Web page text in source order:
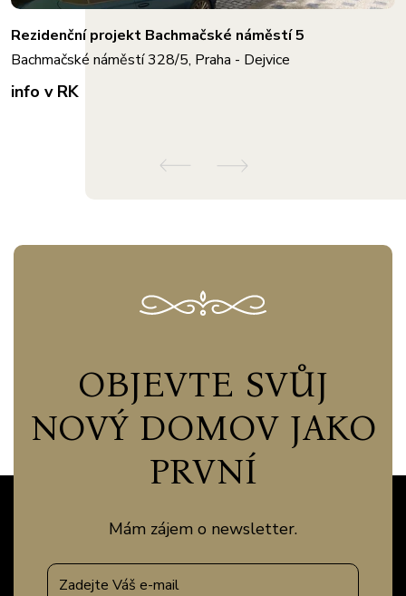
Rezidenční projekt Bachmačské náměstí 5
Bachmačské náměstí 328/5, Praha - Dejvice
info v RK
OBJEVTE SVŮJ
NOVÝ DOMOV JAKO
PRVNÍ
Mám zájem o newsletter.